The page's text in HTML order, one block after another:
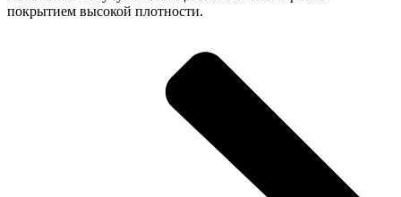
покрытием высокой плотности.